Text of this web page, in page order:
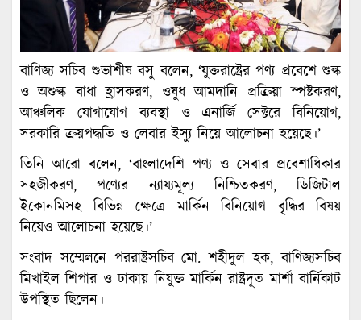
বাণিজ্য সচিব শুভাশীষ বসু বলেন, ‘যুক্তরাষ্ট্রের পণ্য প্রবেশে শুল্ক
ও অশুল্ক বাধা হ্রাসকরণ, ওষুধ আমদানি প্রক্রিয়া স্পষ্টকরণ,
আঞ্চলিক যোগাযোগ ব্যবস্থা ও এনার্জি সেক্টরে বিনিয়োগ,
সরকারি ক্রয়পদ্ধতি ও লেবার ইস্যু নিয়ে আলোচনা হয়েছে।’
তিনি আরো বলেন, ‘বাংলাদেশি পণ্য ও সেবার প্রবেশাধিকার
সহজীকরণ, পণ্যের ন্যায্যমূল্য নিশ্চিতকরণ, ডিজিটাল
ইকোনমিসহ বিভিন্ন ক্ষেত্রে মার্কিন বিনিয়োগ বৃদ্ধির বিষয়
নিয়েও আলোচনা হয়েছে।’
সংবাদ সম্মেলনে পররাষ্ট্রসচিব মো. শহীদুল হক, বাণিজ্যসচিব
মিখাইল শিপার ও ঢাকায় নিযুক্ত মার্কিন রাষ্ট্রদূত মার্শা বার্নিকাট
উপস্থিত ছিলেন।